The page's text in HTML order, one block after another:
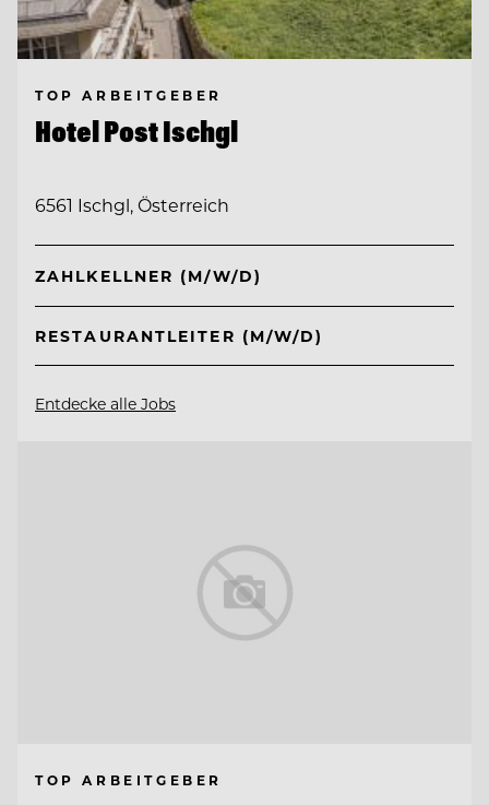
TOP ARBEITGEBER
Hotel Post Ischgl
6561 Ischgl, Österreich
ZAHLKELLNER (M/W/D)
RESTAURANTLEITER (M/W/D)
Entdecke alle Jobs
TOP ARBEITGEBER